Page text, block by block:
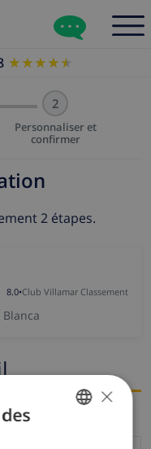
★★★★★
★★★★★
2
Personnaliser et
confirmer
2 étapes.
8.0•Club Villamar Classement
Blanca
×